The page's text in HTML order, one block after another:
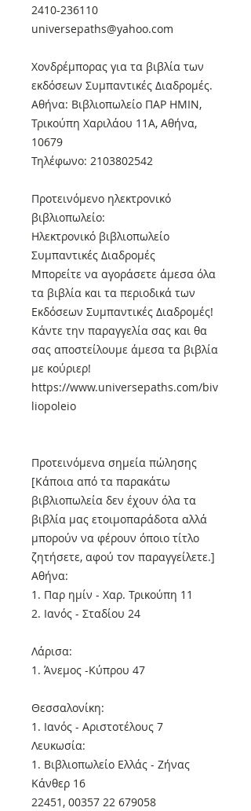
2410-236110
universepaths@yahoo.com
Xονδρέμπορας για τα βιβλία των
εκδόσεων Συμπαντικές Διαδρομές.
Αθήνα: Βιβλιοπωλείο ΠΑΡ ΗΜΙΝ,
Τρικούπη Χαριλάου 11Α, Αθήνα,
10679
Τηλέφωνο: 2103802542
Προτεινόμενο ηλεκτρονικό
βιβλιοπωλείο:
Ηλεκτρονικό βιβλιοπωλείο
Συμπαντικές Διαδρομές
Μπορείτε να αγοράσετε άμεσα όλα
τα βιβλία και τα περιοδικά των
Εκδόσεων Συμπαντικές Διαδρομές!
Κάντε την παραγγελία σας και θα
σας αποστείλουμε άμεσα τα βιβλία
με κούριερ!
https://www.universepaths.com/biv
liopoleio
Προτεινόμενα σημεία πώλησης
[Κάποια από τα παρακάτω
βιβλιοπωλεία δεν έχουν όλα τα
βιβλία μας ετοιμοπαράδοτα αλλά
μπορούν να φέρουν όποιο τίτλο
ζητήσετε, αφού τον παραγγείλετε.]
Αθήνα:
1. Παρ ημίν - Χαρ. Τρικούπη 11
2. Ιανός - Σταδίου 24
Λάρισα:
1. Άνεμος -Κύπρου 47
Θεσσαλονίκη:
1. Ιανός - Αριστοτέλους 7
Λευκωσία:
1. Βιβλιοπωλείο Ελλάς - Ζήνας
Κάνθερ 16
22451, 00357 22 679058